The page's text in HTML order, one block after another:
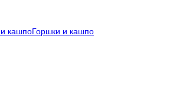
Горшки и кашпо